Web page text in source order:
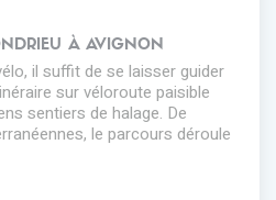
À AVIGNON
il suffit de se laisser guider
sur véloroute paisible
sentiers de halage. De
le parcours déroule